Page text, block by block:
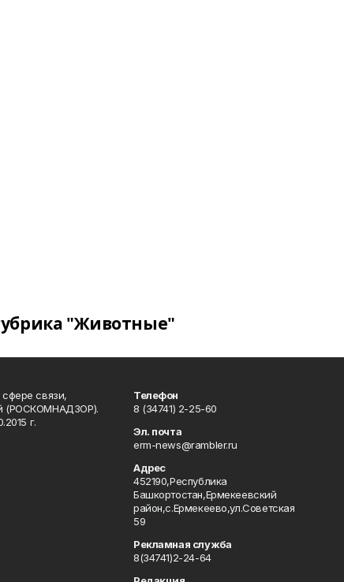
"Животные"
связи,
(РОСКОМНАДЗОР).
г.
Телефон
8 (34741) 2-25-60
Эл. почта
erm-news@rambler.ru
Адрес
452190,Республика
Башкортостан,Ермекеевский
район,с.Ермекеево,ул.Советская
59
Рекламная служба
8(34741)2-24-64